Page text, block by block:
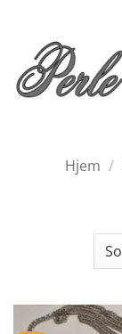
content
Hjem /